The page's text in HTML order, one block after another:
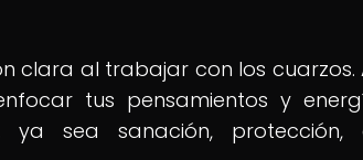
clara al trabajar con los cuarzos.
tus pensamientos y
ya sea sanación,